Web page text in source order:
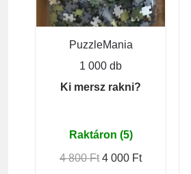
PuzzleMania
1 000 db
Ki mersz rakni?
Raktáron (5)
4 800 Ft 4 000 Ft